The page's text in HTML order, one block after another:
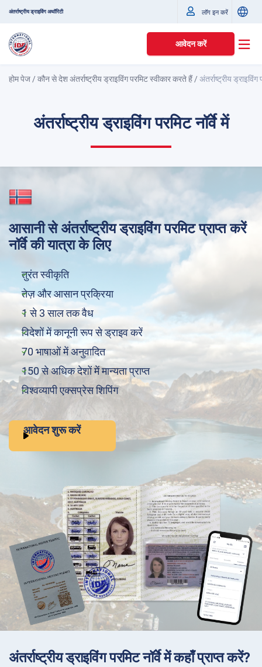
अंतर्राष्ट्रीय ड्राइविंग अथॉरिटी लॉग इन करें
आवेदन करें
होम पेज /कौन से देश अंतर्राष्ट्रीय ड्राइविंग परमिट स्वीकार करते हैं/अंतर्राष्ट्रीय ड्राइविंग
अंतर्राष्ट्रीय ड्राइविंग परमिट नॉर्वे में
आसानी से अंतर्राष्ट्रीय ड्राइविंग परमिट प्राप्त करें
नॉर्वे की यात्रा के लिए
तुरंत स्वीकृति
तेज़ और आसान प्रक्रिया
1 से 3 साल तक वैध
विदेशों में कानूनी रूप से ड्राइव करें
70 भाषाओं में अनुवादित
150 से अधिक देशों में मान्यता प्राप्त
विश्वव्यापी एक्सप्रेस शिपिंग
आवेदन शुरू करें
अंतर्राष्ट्रीय ड्राइविंग परमिट नॉर्वे में कहाँ प्राप्त करें?